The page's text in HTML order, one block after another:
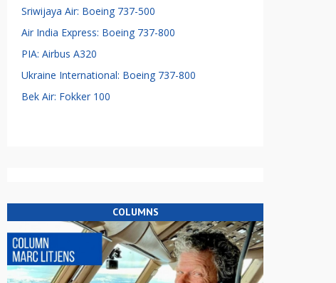
Sriwijaya Air: Boeing 737-500
Air India Express: Boeing 737-800
PIA: Airbus A320
Ukraine International: Boeing 737-800
Bek Air: Fokker 100
COLUMNS